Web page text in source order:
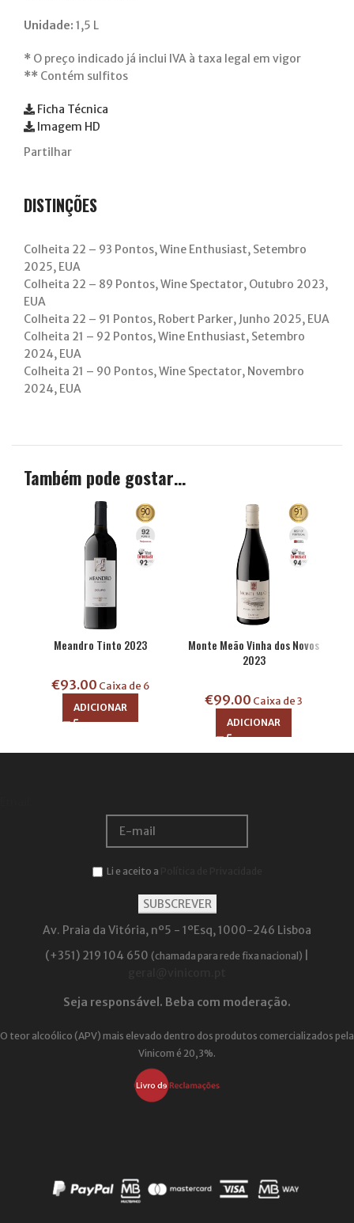
Unidade: 1,5 L
* O preço indicado já inclui IVA à taxa legal em vigor
** Contém sulfitos
Ficha Técnica
Imagem HD
Partilhar
DISTINÇÕES
Colheita 22 – 93 Pontos, Wine Enthusiast, Setembro
2025, EUA
Colheita 22 – 89 Pontos, Wine Spectator, Outubro 2023,
EUA
Colheita 22 – 91 Pontos, Robert Parker, Junho 2025, EUA
Colheita 21 – 92 Pontos, Wine Enthusiast, Setembro
2024, EUA
Colheita 21 – 90 Pontos, Wine Spectator, Novembro
2024, EUA
Também pode gostar…
Meandro Tinto 2023
€93.00 Caixa de 6
ADICIONAR
Monte Meão Vinha dos Novos
2023
€99.00 Caixa de 3
ADICIONAR
Li e aceito a
Av. Praia da Vitória, nº5 - 1ºEsq, 1000-246 Lisboa
(+351) 219 104 650 (chamada para rede fixa nacional)
Seja responsável. Beba com moderação.
O teor alcoólico (APV) mais elevado dentro dos produtos comercializados pela
Vinicom é 20,3%.